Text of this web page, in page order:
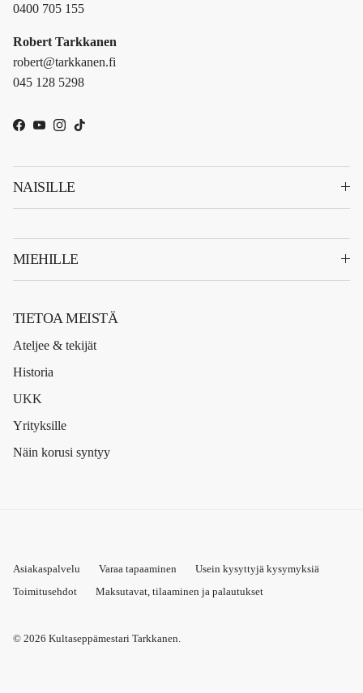
0400 705 155
Robert Tarkkanen
robert@tarkkanen.fi
045 128 5298
Facebook
YouTube
Instagram
TikTok
NAISILLE
MIEHILLE
TIETOA MEISTÄ
Ateljee & tekijät
Historia
UKK
Yrityksille
Näin korusi syntyy
Asiakaspalvelu Varaa tapaaminen
Usein kysyttyjä kysymyksiä
Toimitusehdot
Maksutavat, tilaaminen ja palautukset
© 2026 Kultaseppämestari Tarkkanen